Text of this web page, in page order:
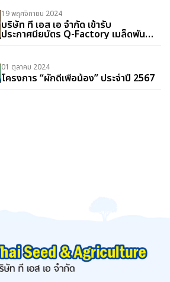
19 พฤศจิกายน 2024
บริษัท ที เอส เอ จำกัด เข้ารับ
ประกาศนียบัตร Q-Factory เมล็ดพันธุ์
ประจำปี 2567
01 ตุลาคม 2024
โครงการ “ผักดีเพื่อน้อง” ประจำปี 2567